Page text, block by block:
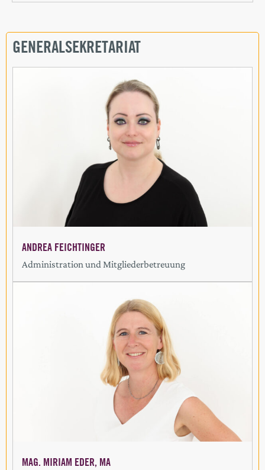
GENERALSEKRETARIAT
ANDREA FEICHTINGER
Administration und Mitgliederbetreuung
MAG. MIRIAM EDER, MA